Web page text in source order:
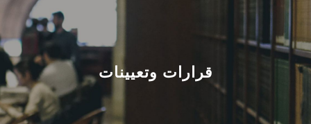
عن الجامعة
القطاعـات
الشئون الأكاديمية
قرارات وتعيينات